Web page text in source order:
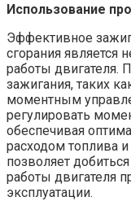
Использование
Эффективное
сгорания является
работы двигателя.
зажигания, таких
моментным
регулировать
обеспечивая
расходом топлива
позволяет
работы двигателя
эксплуатации.